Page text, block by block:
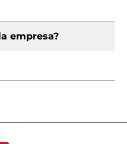
empresa?